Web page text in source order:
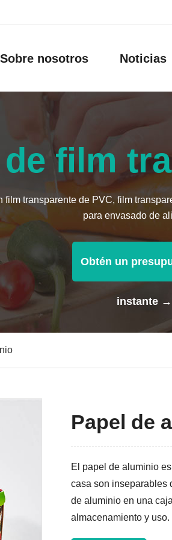
Sobre nosotros Noticias
film
transparente de PVC, film
para envasado de
Obtén un
instante →
Papel de
El papel de aluminio
casa son inseparables
de aluminio en una
almacenamiento y uso.